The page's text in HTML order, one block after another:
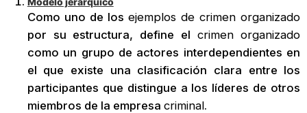
Como uno de losejemplos de crimen organizado
por su estructura, define el crimen organizado
como un grupo de actores interdependientes en
el que existe una clasificación clara entre los
participantes que distingue a los líderes de otros
miembros de la empresa criminal.